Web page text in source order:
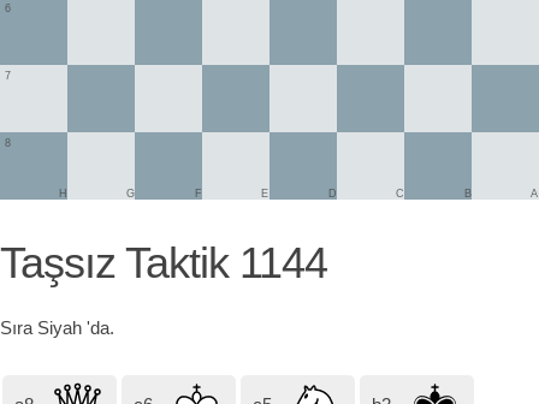
6
7
8
A
B
C
D
E
F
G
H
Taşsız Taktik 1144
Sıra Siyah 'da.